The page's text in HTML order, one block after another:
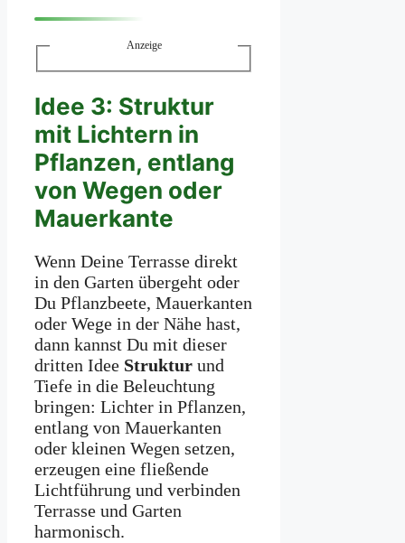
Anzeige
Idee 3: Struktur
mit Lichtern in
Pflanzen, entlang
von Wegen oder
Mauerkante
Wenn Deine Terrasse direkt
in den Garten übergeht oder
Du Pflanzbeete, Mauerkanten
oder Wege in der Nähe hast,
dann kannst Du mit dieser
dritten Idee Struktur und
Tiefe in die Beleuchtung
bringen: Lichter in Pflanzen,
entlang von Mauerkanten
oder kleinen Wegen setzen,
erzeugen eine fließende
Lichtführung und verbinden
Terrasse und Garten
harmonisch.